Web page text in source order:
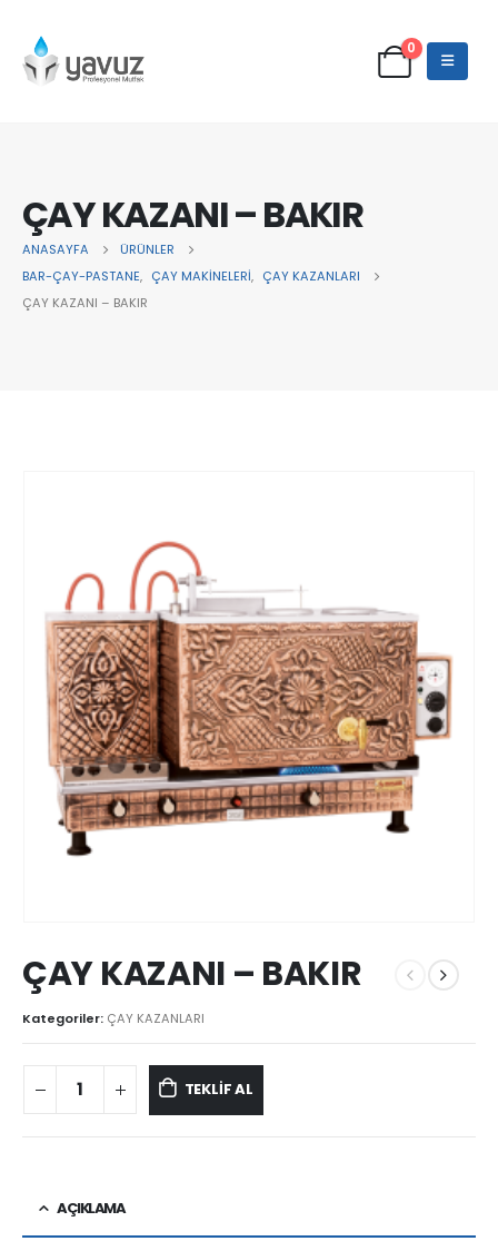
0
ÇAY KAZANI – BAKIR
ANASAYFA
ÜRÜNLER
BAR-ÇAY-PASTANE, ÇAY MAKİNELERİ, ÇAY KAZANLARI
ÇAY KAZANI – BAKIR
ÇAY KAZANI – BAKIR
Kategoriler: ÇAY KAZANLARI
TEKLİF AL
AÇIKLAMA